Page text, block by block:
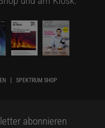
SPEKTRUM SHOP
abonnieren